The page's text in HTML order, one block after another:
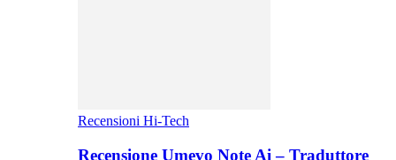
Recensioni Hi-Tech
Recensione Umevo Note Ai – Traduttore